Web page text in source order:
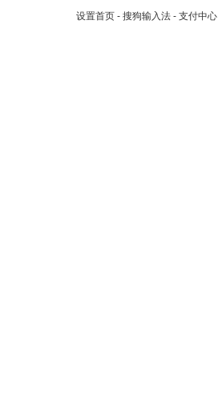
设置首页 - 搜狗输入法 - 支付中心